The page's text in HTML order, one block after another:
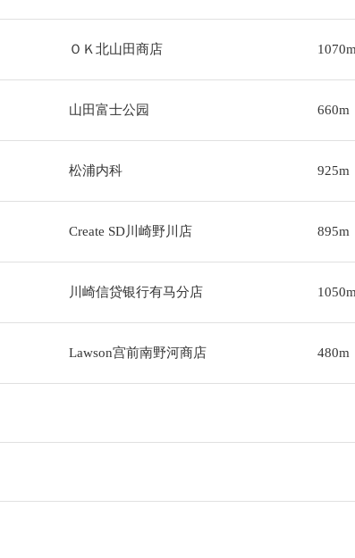
ＯＫ北山田商店
山田富士公园 660m
松浦内科 925m
Create SD川崎野川店 895m
川崎信贷银行有马分店
Lawson宫前南野河商店 480m